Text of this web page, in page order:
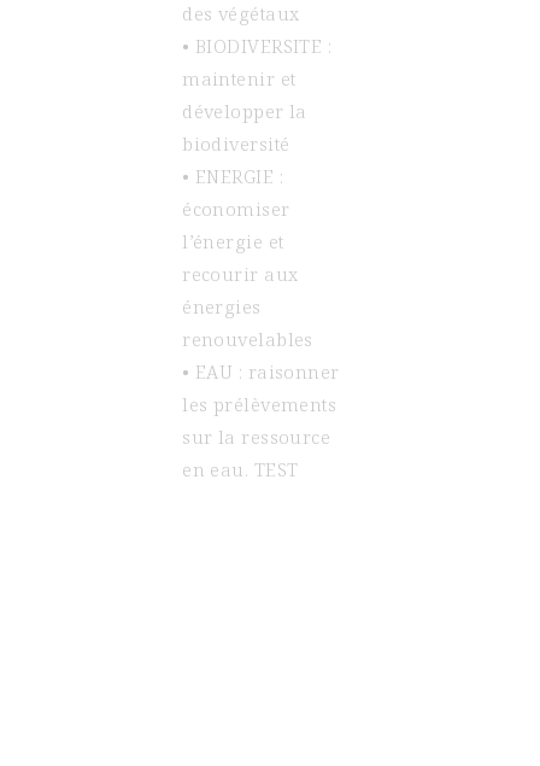
des végétaux
• BIODIVERSITE :
maintenir et
développer la
biodiversité
• ENERGIE :
économiser
l’énergie et
recourir aux
énergies
renouvelables
• EAU : raisonner
les prélèvements
sur la ressource
en eau. TEST